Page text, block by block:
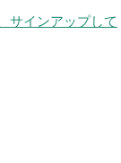
サインアップして